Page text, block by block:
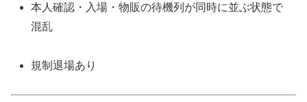
本人確認・入場・物販の待機列が同時に並ぶ状態で
混乱
規制退場あり